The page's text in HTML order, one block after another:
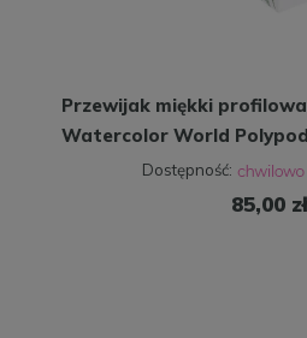
Przewijak miękki
Watercolor World
Dostępność:
85,00 zł